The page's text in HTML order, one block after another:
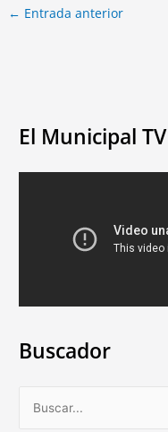
← Entrada anterior
El Municipal TV
Buscador